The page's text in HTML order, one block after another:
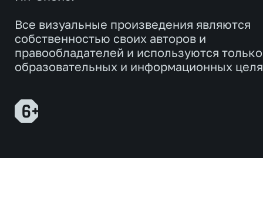
Все визуальные произведения являются
собственностью своих авторов и
правообладателей и используются
образовательных и информационных